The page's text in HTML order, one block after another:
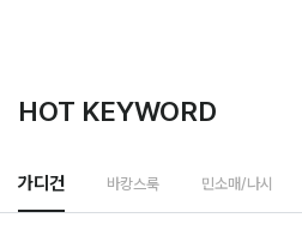
HOT KEYWORD
가디건 바캉스룩 민소매/나시